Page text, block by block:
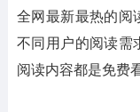
全网最新最热的阅
不同用户的阅读需
阅读内容都是免费